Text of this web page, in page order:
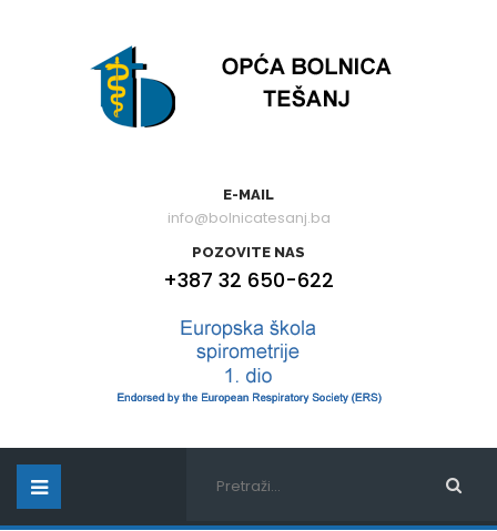
E-MAIL
info@bolnicatesanj.ba
POZOVITE NAS
+387 32 650-622